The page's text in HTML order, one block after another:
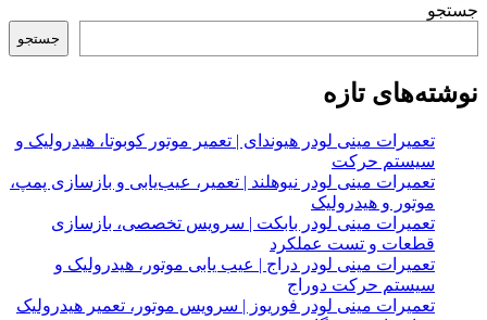
جستجو
جستجو
نوشته‌های تازه
تعمیرات مینی لودر هیوندای | تعمیر موتور کوبوتا، هیدرولیک و
سیستم حرکت
تعمیرات مینی لودر نیوهلند | تعمیر، عیب‌یابی و بازسازی پمپ،
موتور و هیدرولیک
تعمیرات مینی لودر بابکت | سرویس تخصصی، بازسازی
قطعات و تست عملکرد
تعمیرات مینی لودر دراج | عیب یابی موتور، هیدرولیک و
سیستم حرکت دوراج
تعمیرات مینی لودر فوریوز | سرویس موتور، تعمیر هیدرولیک